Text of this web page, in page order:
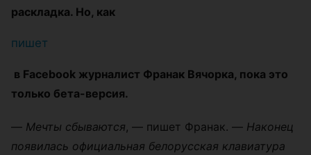
раскладка. Но, как
пишет
в Facebook журналист Франак Вячорка, пока это
только бета-версия.
— Мечты сбываются, — пишет Франак. — Наконец
появилась официальная белорусская клавиатура